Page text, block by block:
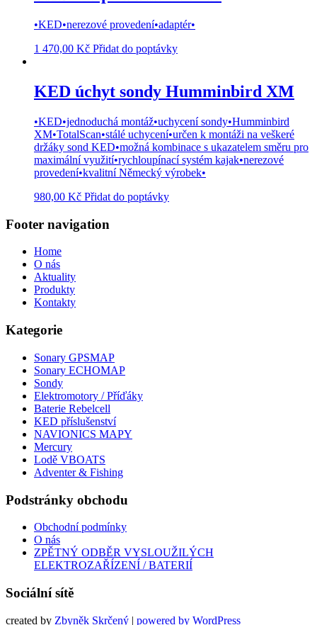
•KED•nerezové provedení•adaptér•
1 470,00 Kč Přidat do poptávky
KED úchyt sondy Humminbird XM
•KED•jednoduchá montáž•uchycení sondy•Humminbird
XM•TotalScan•stálé uchycení•určen k montáži na veškeré
držáky sond KED•možná kombinace s ukazatelem směru pro
maximální využití•rychloupínací systém kajak•nerezové
provedení•kvalitní Německý výrobek•
980,00 Kč Přidat do poptávky
Footer navigation
Home
O nás
Aktuality
Produkty
Kontakty
Kategorie
Sonary GPSMAP
Sonary ECHOMAP
Sondy
Elektromotory / Příďáky
Baterie Rebelcell
KED příslušenství
NAVIONICS MAPY
Mercury
Lodě VBOATS
Adventer & Fishing
Podstránky obchodu
Obchodní podmínky
O nás
ZPĚTNÝ ODBĚR VYSLOUŽILÝCH
ELEKTROZAŘÍZENÍ / BATERIÍ
Sociální sítě
created by Zbyněk Skrčený | powered by WordPress